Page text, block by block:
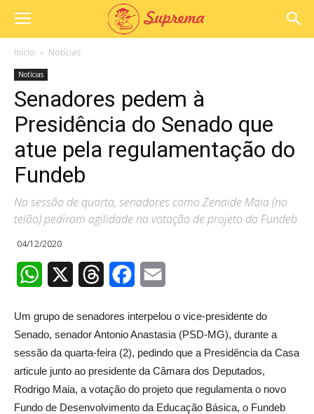
Início Notícias
Notícias
Senadores pedem à
Presidência do Senado que
atue pela regulamentação do
Fundeb
Na sessão de quarta, senadores como Zenaide Maia (no
telão) pediram agilidade na votação de projeto do Fundeb
04/12/2020
WhatsApp ThreadsFacebook
Um grupo de senadores interpelou o vice-presidente do
Senado, senador Antonio Anastasia (PSD-MG), durante a
sessão da quarta-feira (2), pedindo que a Presidência da Casa
articule junto ao presidente da Câmara dos Deputados,
Rodrigo Maia, a votação do projeto que regulamenta o novo
Fundo de Desenvolvimento da Educação Básica, o Fundeb